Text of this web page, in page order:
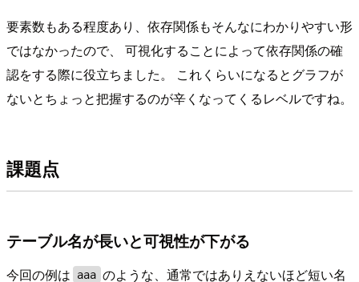
要素数もある程度あり、依存関係もそんなにわかりやすい形
ではなかったので、 可視化することによって依存関係の確
認をする際に役立ちました。 これくらいになるとグラフが
ないとちょっと把握するのが辛くなってくるレベルですね。
課題点
テーブル名が長いと可視性が下がる
今回の例は aaa のような、通常ではありえないほど短い名